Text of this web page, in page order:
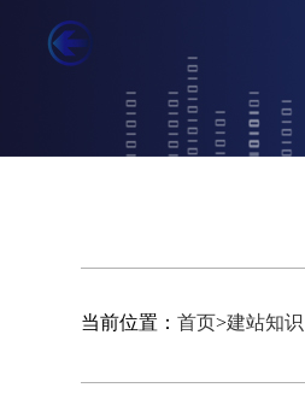
当前位置：首页>建站知识